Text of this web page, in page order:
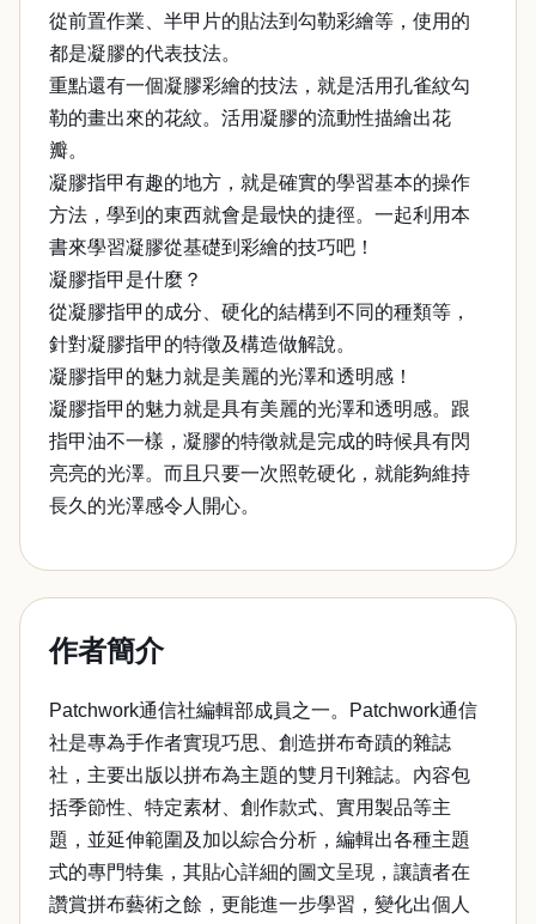
從前置作業、半甲片的貼法到勾勒彩繪等，使用的
都是凝膠的代表技法。
重點還有一個凝膠彩繪的技法，就是活用孔雀紋勾
勒的畫出來的花紋。活用凝膠的流動性描繪出花
瓣。
凝膠指甲有趣的地方，就是確實的學習基本的操作
方法，學到的東西就會是最快的捷徑。一起利用本
書來學習凝膠從基礎到彩繪的技巧吧！
凝膠指甲是什麼？
從凝膠指甲的成分、硬化的結構到不同的種類等，
針對凝膠指甲的特徵及構造做解說。
凝膠指甲的魅力就是美麗的光澤和透明感！
凝膠指甲的魅力就是具有美麗的光澤和透明感。跟
指甲油不一樣，凝膠的特徵就是完成的時候具有閃
亮亮的光澤。而且只要一次照乾硬化，就能夠維持
長久的光澤感令人開心。
作者簡介
Patchwork通信社編輯部成員之一。Patchwork通信
社是專為手作者實現巧思、創造拼布奇蹟的雜誌
社，主要出版以拼布為主題的雙月刊雜誌。內容包
括季節性、特定素材、創作款式、實用製品等主
題，並延伸範圍及加以綜合分析，編輯出各種主題
式的專門特集，其貼心詳細的圖文呈現，讓讀者在
讚賞拼布藝術之餘，更能進一步學習，變化出個人